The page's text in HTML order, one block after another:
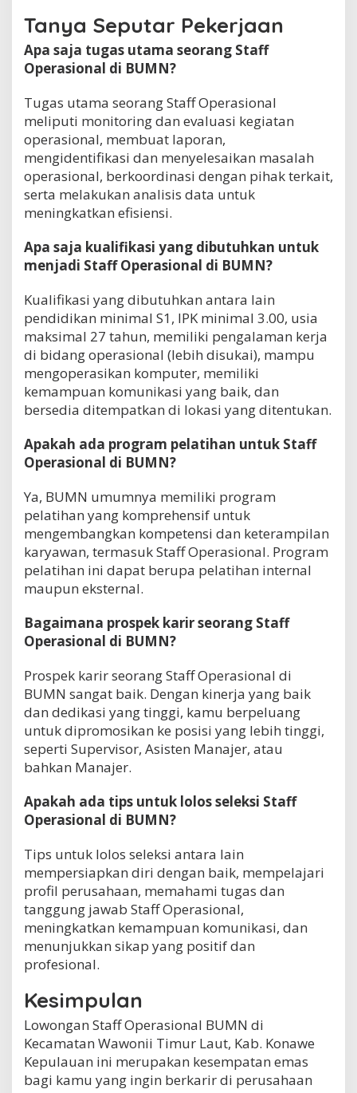
Tanya Seputar Pekerjaan
Apa saja tugas utama seorang Staff
Operasional di BUMN?
Tugas utama seorang Staff Operasional
meliputi monitoring dan evaluasi kegiatan
operasional, membuat laporan,
mengidentifikasi dan menyelesaikan masalah
operasional, berkoordinasi dengan pihak terkait,
serta melakukan analisis data untuk
meningkatkan efisiensi.
Apa saja kualifikasi yang dibutuhkan untuk
menjadi Staff Operasional di BUMN?
Kualifikasi yang dibutuhkan antara lain
pendidikan minimal S1, IPK minimal 3.00, usia
maksimal 27 tahun, memiliki pengalaman kerja
di bidang operasional (lebih disukai), mampu
mengoperasikan komputer, memiliki
kemampuan komunikasi yang baik, dan
bersedia ditempatkan di lokasi yang ditentukan.
Apakah ada program pelatihan untuk Staff
Operasional di BUMN?
Ya, BUMN umumnya memiliki program
pelatihan yang komprehensif untuk
mengembangkan kompetensi dan keterampilan
karyawan, termasuk Staff Operasional. Program
pelatihan ini dapat berupa pelatihan internal
maupun eksternal.
Bagaimana prospek karir seorang Staff
Operasional di BUMN?
Prospek karir seorang Staff Operasional di
BUMN sangat baik. Dengan kinerja yang baik
dan dedikasi yang tinggi, kamu berpeluang
untuk dipromosikan ke posisi yang lebih tinggi,
seperti Supervisor, Asisten Manajer, atau
bahkan Manajer.
Apakah ada tips untuk lolos seleksi Staff
Operasional di BUMN?
Tips untuk lolos seleksi antara lain
mempersiapkan diri dengan baik, mempelajari
profil perusahaan, memahami tugas dan
tanggung jawab Staff Operasional,
meningkatkan kemampuan komunikasi, dan
menunjukkan sikap yang positif dan
profesional.
Kesimpulan
Lowongan Staff Operasional BUMN di
Kecamatan Wawonii Timur Laut, Kab. Konawe
Kepulauan ini merupakan kesempatan emas
bagi kamu yang ingin berkarir di perusahaan